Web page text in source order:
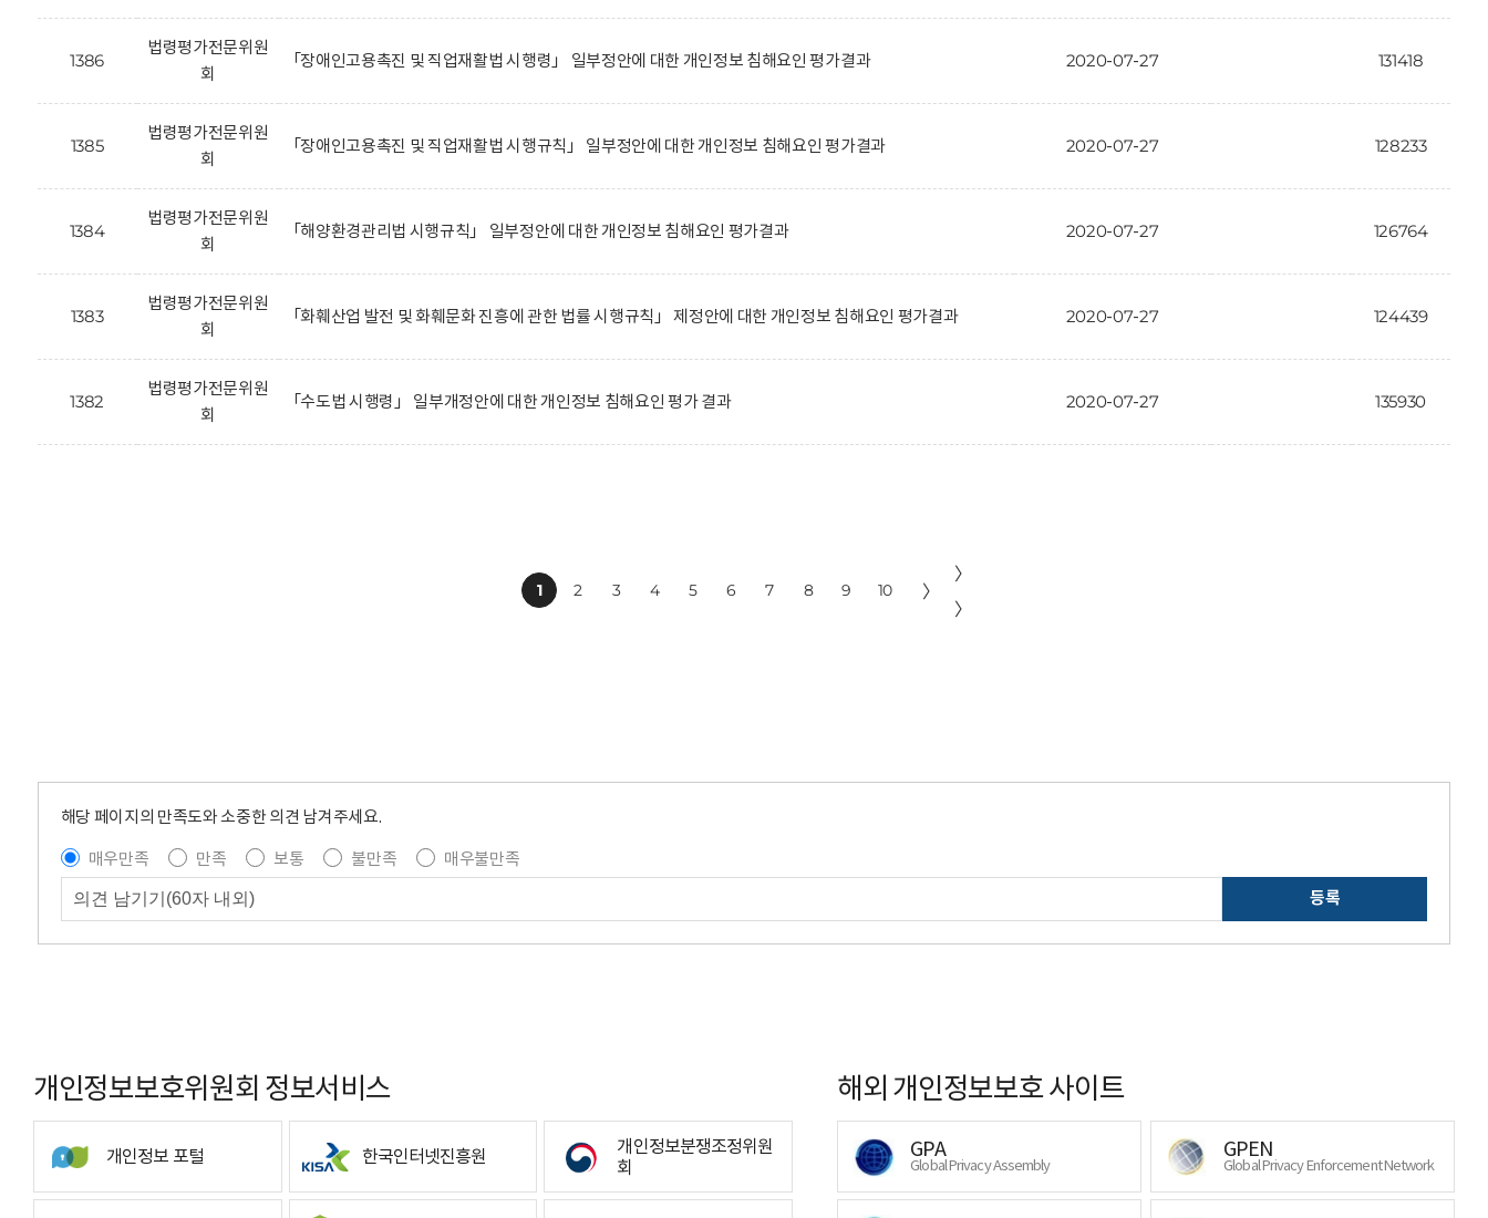
1386
법령평가전문위원
회
「장애인고용촉진 및 직업재활법 시행령」 일부정안에 대한 개인정보 침해요인 평가결과 2020-07-27 131418
1385
법령평가전문위원
회
「장애인고용촉진 및 직업재활법 시행규칙」 일부정안에 대한 개인정보 침해요인 평가결과 2020-07-27 128233
1384
법령평가전문위원
회
「해양환경관리법 시행규칙」 일부정안에 대한 개인정보 침해요인 평가결과 2020-07-27 126764
1383
법령평가전문위원
회
「화훼산업 발전 및 화훼문화 진흥에 관한 법률 시행규칙」 제정안에 대한 개인정보 침해요인 평가결과 2020-07-27 124439
1382
법령평가전문위원
회
「수도법 시행령」 일부개정안에 대한 개인정보 침해요인 평가 결과 2020-07-27 135930
1 2 3 4 5 6 7 8 9 10 〉
〉
〉
해당 페이지의 만족도와 소중한 의견 남겨주세요.
매우만족
만족 보통 불만족
매우불만족
등록
개인정보보호위원회 정보서비스
개인정보 포털 한국인터넷진흥원
개인정보분쟁조정위원
회
해외 개인정보보호 사이트
GPA
Global Privacy Assembly
GPEN
Global Privacy Enforcement Network